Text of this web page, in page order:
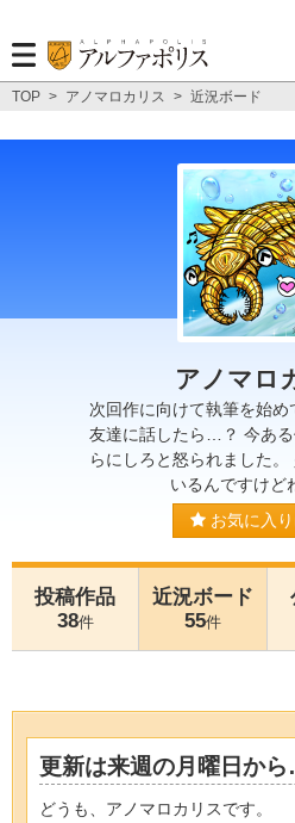
TOP > アノマロカリス > 近況ボード
アノマロ
次回作に向けて執筆を始め
友達に話したら…？ 今あ
らにしろと怒られました
いるんですけ
お気に入り
投稿作品
38件
近況ボード
55件
更新は来週の月曜日か
どうも、アノマロカリスです。